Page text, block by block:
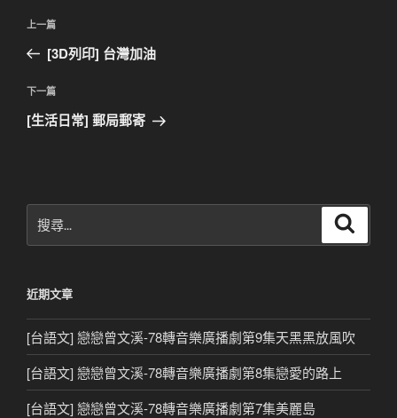
文
導
覽
上
一
文
章
上一篇
[3D列印] 台灣加油
下
一
下一篇
[生活日常] 郵局郵寄
尋
字:
近期文章
[台語文] 戀戀曾文溪-78轉音樂廣播劇第9集天黑黑放風吹
[台語文] 戀戀曾文溪-78轉音樂廣播劇第8集戀愛的路上
[台語文] 戀戀曾文溪-78轉音樂廣播劇第7集美麗島